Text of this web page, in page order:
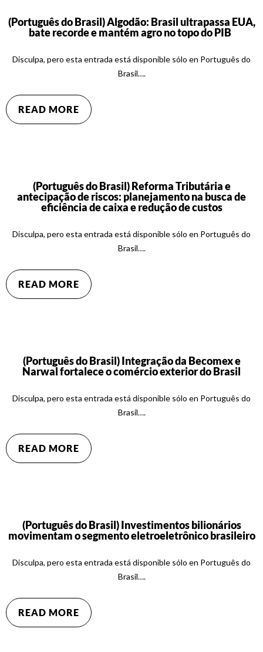
(Português do Brasil) Algodão: Brasil ultrapassa EUA,
bate recorde e mantém agro no topo do PIB
Disculpa, pero esta entrada está disponible sólo en Português do
Brasil….
READ MORE
(Português do Brasil) Reforma Tributária e
antecipação de riscos: planejamento na busca de
eficiência de caixa e redução de custos
Disculpa, pero esta entrada está disponible sólo en Português do
Brasil….
READ MORE
(Português do Brasil) Integração da Becomex e
Narwal fortalece o comércio exterior do Brasil
Disculpa, pero esta entrada está disponible sólo en Português do
Brasil….
READ MORE
(Português do Brasil) Investimentos bilionários
movimentam o segmento eletroeletrônico brasileiro
Disculpa, pero esta entrada está disponible sólo en Português do
Brasil….
READ MORE